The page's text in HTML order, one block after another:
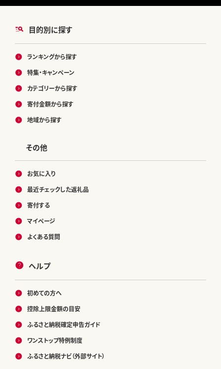
目的別に探す
ランキングから探す
特集・キャンペーン
カテゴリーから探す
寄付金額から探す
地域から探す
その他
お気に入り
最近チェックした返礼品
寄付する
マイページ
よくある質問
ヘルプ
初めての方へ
控除上限金額の目安
ふるさと納税確定申告ガイド
ワンストップ特例制度
ふるさと納税ナビ（外部サイト）